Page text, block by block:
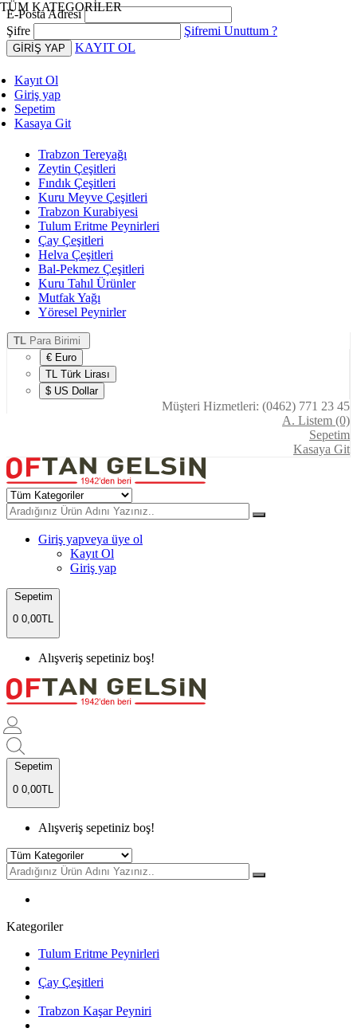
E-Posta Adresi
Şifre
Şifremi Unuttum ?
KAYIT OL
Kayıt Ol
Giriş yap
Sepetim
Kasaya Git
Trabzon Tereyağı
Zeytin Çeşitleri
Fındık Çeşitleri
Kuru Meyve Çeşitleri
Trabzon Kurabiyesi
Tulum Eritme Peynirleri
Çay Çeşitleri
Helva Çeşitleri
Bal-Pekmez Çeşitleri
Kuru Tahıl Ürünler
Mutfak Yağı
Yöresel Peynirler
TL Para Birimi
€ Euro
TL Türk Lirası
$ US Dollar
Müşteri Hizmetleri: (0462) 771 23 45
A. Listem (0)
Sepetim
Kasaya Git
Giriş yapveya üye ol
Kayıt Ol
Giriş yap
Sepetim
0 0,00TL
Alışveriş sepetiniz boş!
Sepetim
0 0,00TL
Alışveriş sepetiniz boş!
TÜM KATEGORİLER
Kategoriler
Tulum Eritme Peynirleri
Çay Çeşitleri
Trabzon Kaşar Peyniri